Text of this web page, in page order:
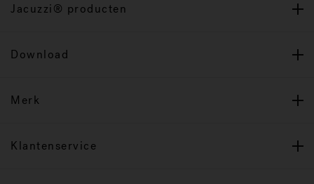
Jacuzzi® producten
Download
Merk
Klantenservice